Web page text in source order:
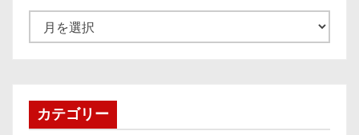
ー
ブカテゴリー